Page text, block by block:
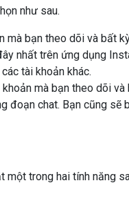
như sau.
mà bạn theo dõi và bất
nhất trên ứng dụng
tài khoản khác.
mà bạn theo dõi
đoạn chat. Bạn cũng sẽ
một trong hai tính năng